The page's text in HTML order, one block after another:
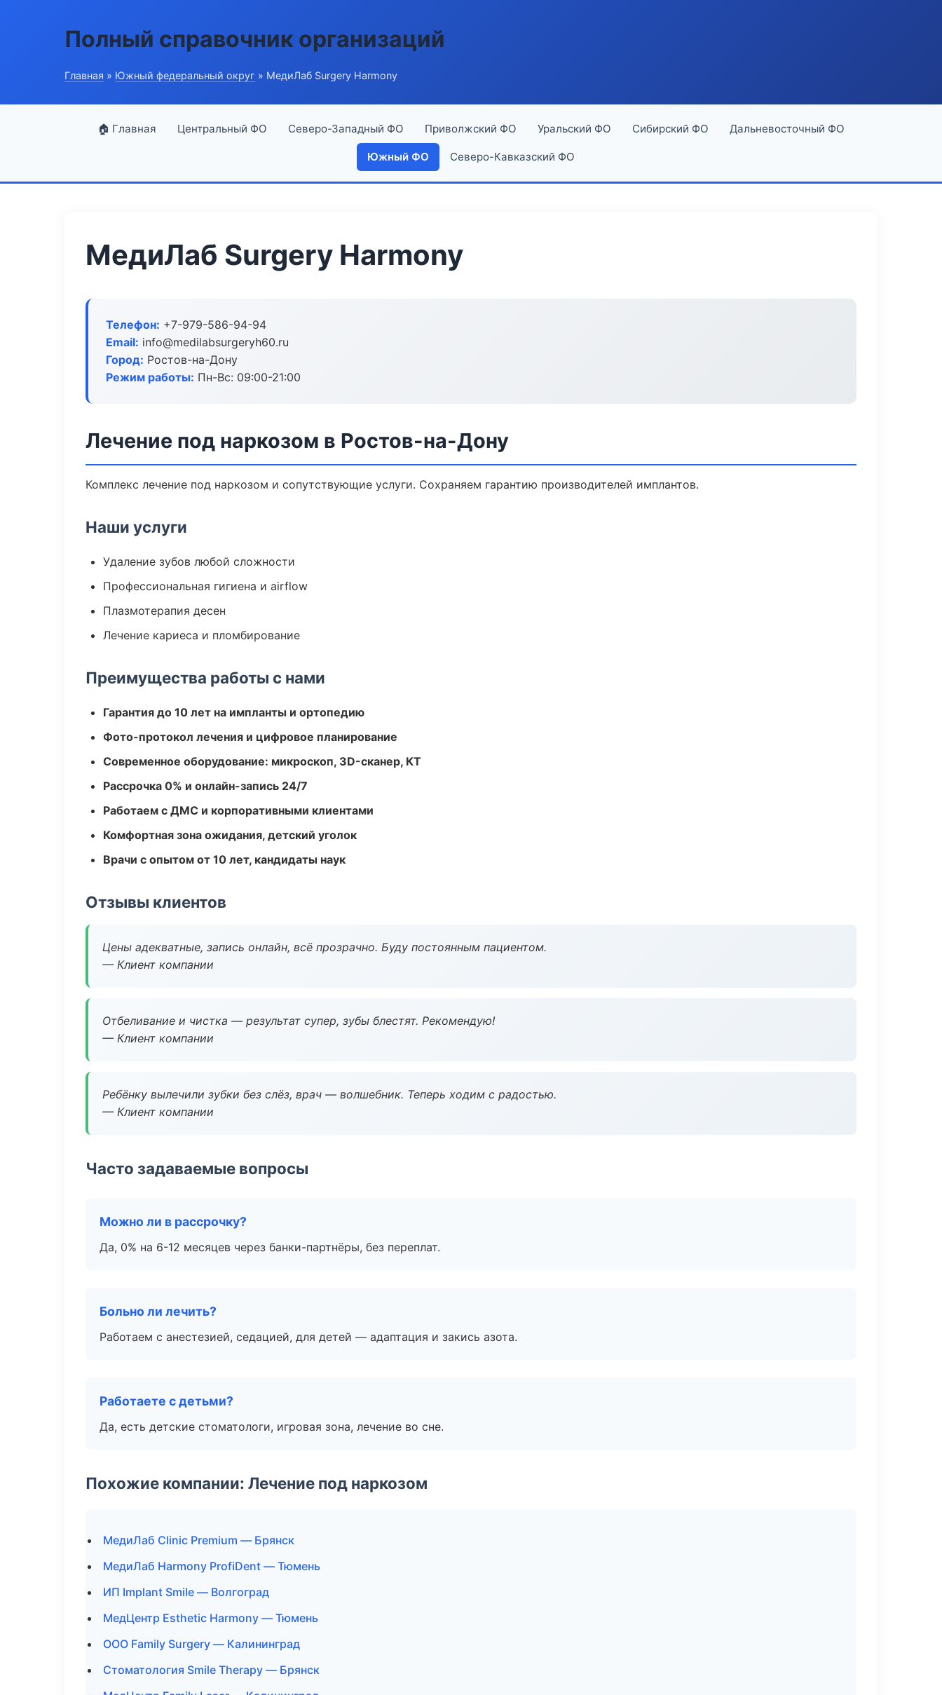
Полный справочник организаций
Главная » Южный федеральный округ » МедиЛаб Surgery Harmony
🏠 Главная Центральный ФО Северо-Западный ФО Приволжский ФО Уральский ФО Сибирский ФО Дальневосточный ФО
Южный ФО Северо-Кавказский ФО
МедиЛаб Surgery Harmony
Телефон: +7-979-586-94-94
Email: info@medilabsurgeryh60.ru
Город: Ростов-на-Дону
Режим работы: Пн-Вс: 09:00-21:00
Лечение под наркозом в Ростов-на-Дону
Комплекс лечение под наркозом и сопутствующие услуги. Сохраняем гарантию производителей имплантов.
Наши услуги
Удаление зубов любой сложности
Профессиональная гигиена и airflow
Плазмотерапия десен
Лечение кариеса и пломбирование
Преимущества работы с нами
Гарантия до 10 лет на импланты и ортопедию
Фото-протокол лечения и цифровое планирование
Современное оборудование: микроскоп, 3D-сканер, КТ
Рассрочка 0% и онлайн-запись 24/7
Работаем с ДМС и корпоративными клиентами
Комфортная зона ожидания, детский уголок
Врачи с опытом от 10 лет, кандидаты наук
Отзывы клиентов
Цены адекватные, запись онлайн, всё прозрачно. Буду постоянным пациентом.
— Клиент компании
Отбеливание и чистка — результат супер, зубы блестят. Рекомендую!
— Клиент компании
Ребёнку вылечили зубки без слёз, врач — волшебник. Теперь ходим с радостью.
— Клиент компании
Часто задаваемые вопросы
Можно ли в рассрочку?
Да, 0% на 6-12 месяцев через банки-партнёры, без переплат.
Больно ли лечить?
Работаем с анестезией, седацией, для детей — адаптация и закись азота.
Работаете с детьми?
Да, есть детские стоматологи, игровая зона, лечение во сне.
Похожие компании: Лечение под наркозом
МедиЛаб Clinic Premium — Брянск
МедиЛаб Harmony ProfiDent — Тюмень
ИП Implant Smile — Волгоград
МедЦентр Esthetic Harmony — Тюмень
ООО Family Surgery — Калининград
Стоматология Smile Therapy — Брянск